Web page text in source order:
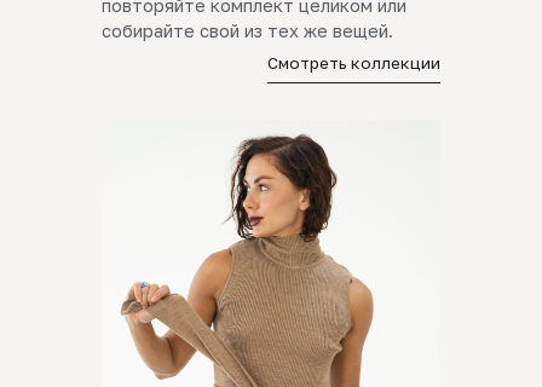
повторяйте комплект целиком или
собирайте свой из тех же вещей.
Смотреть коллекции